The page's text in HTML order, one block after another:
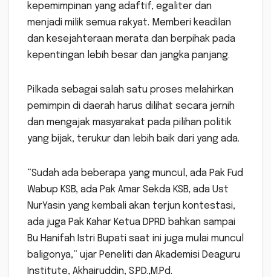
kepemimpinan yang adaftif, egaliter dan
menjadi milik semua rakyat. Memberi keadilan
dan kesejahteraan merata dan berpihak pada
kepentingan lebih besar dan jangka panjang.
Pilkada sebagai salah satu proses melahirkan
pemimpin di daerah harus dilihat secara jernih
dan mengajak masyarakat pada pilihan politik
yang bijak, terukur dan lebih baik dari yang ada.
“Sudah ada beberapa yang muncul, ada Pak Fud
Wabup KSB, ada Pak Amar Sekda KSB, ada Ust
NurYasin yang kembali akan terjun kontestasi,
ada juga Pak Kahar Ketua DPRD bahkan sampai
Bu Hanifah Istri Bupati saat ini juga mulai muncul
baligonya,” ujar Peneliti dan Akademisi Deaguru
Institute, Akhairuddin, S.PD.,M.Pd.